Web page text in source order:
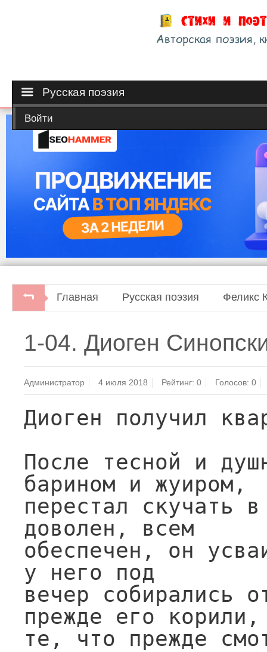
Русская поэзия
Войти
Главная Русская поэзия Феликс
1-04. Диоген
Администратор 4 июля 2018 Рейтинг:0 Голосов: 0
Диоген получил
После тесной и
барином и жуиром,
перестал скучать
доволен, всем
обеспечен, он
у него под
вечер собирались
прежде его корили,
те, что прежде